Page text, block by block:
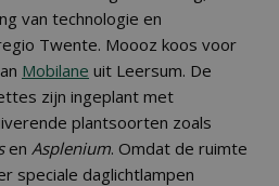
van technologie en
Twente. Moooz koos voor
Mobilane uit Leersum. De
zijn ingeplant met
plantsoorten zoals
en Asplenium. Omdat de ruimte
speciale daglichtlampen